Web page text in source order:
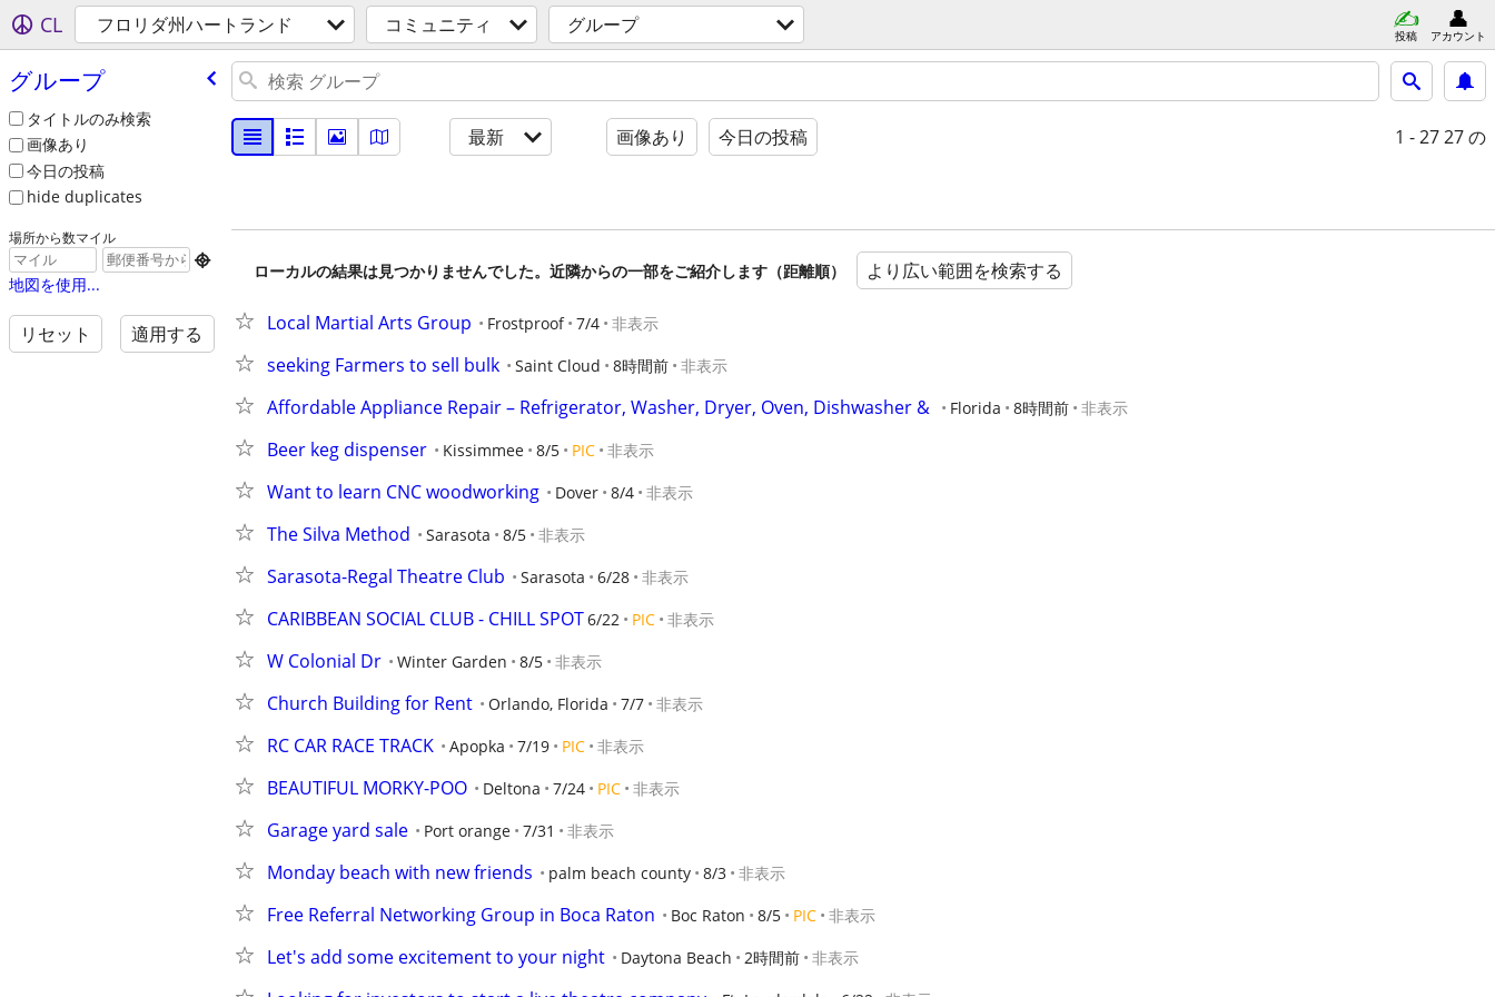
CL フロリダ州ハートランド コミュニティ グループ 投稿 アカウント
グループ
タイトルのみ検索
画像あり
今日の投稿
hide duplicates
場所から数マイル

地図を使用...
リセット 適用する
最新 画像あり 今日の投稿 1 - 2727 の
ローカルの結果は見つかりませんでした。近隣からの一部をご紹介します（距離順） より広い範囲を検索する
Local Martial Arts Group Frostproof 7/4 非表示
seeking Farmers to sell bulk Saint Cloud 8時間前 非表示
Affordable Appliance Repair – Refrigerator, Washer, Dryer, Oven, Dishwasher & Florida 8時間前 非表示
Beer keg dispenser Kissimmee 8/5 PIC 非表示
Want to learn CNC woodworking Dover 8/4 非表示
The Silva Method Sarasota 8/5 非表示
Sarasota-Regal Theatre Club Sarasota 6/28 非表示
CARIBBEAN SOCIAL CLUB - CHILL SPOT6/22 PIC 非表示
W Colonial Dr Winter Garden 8/5 非表示
Church Building for Rent Orlando, Florida 7/7 非表示
RC CAR RACE TRACK Apopka 7/19 PIC 非表示
BEAUTIFUL MORKY-POO Deltona 7/24 PIC 非表示
Garage yard sale Port orange 7/31 非表示
Monday beach with new friends palm beach county 8/3 非表示
Free Referral Networking Group in Boca Raton Boc Raton 8/5 PIC 非表示
Let's add some excitement to your night Daytona Beach 2時間前 非表示